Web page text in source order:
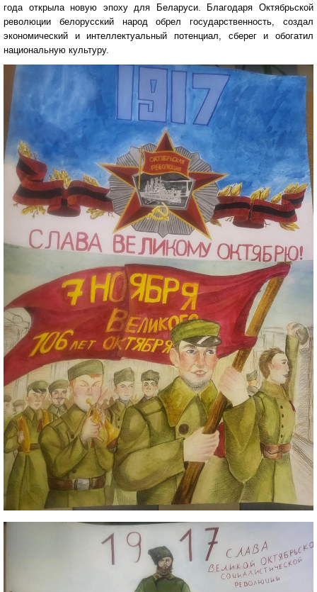
года открыла новую эпоху для Беларуси. Благодаря Октябрьской
революции белорусский народ обрел государственность, создал
экономический и интеллектуальный потенциал, сберег и обогатил
национальную культуру.